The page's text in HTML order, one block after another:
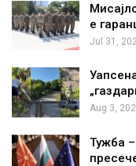
е
Jul 31,
Aug 3,
Тужба